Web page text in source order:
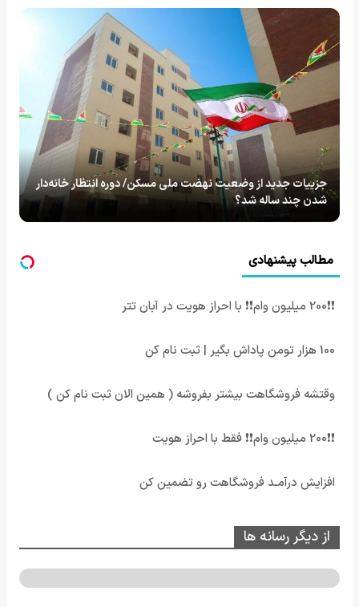
جزییات جدید از وضعیت نهضت ملی مسکن/ دوره انتظار خانه‌دار
شدن چند ساله شد؟
مطالب پیشنهادی
❗❗200 میلیون وام❗❗ با احراز هویت در آبان تتر
100 هزار تومن پاداش بگیر | ثبت نام کن
وقتشه فروشگاهت بیشتر بفروشه ( همین الان ثبت نام کن )
❗❗200 میلیون وام❗❗ فقط با احراز هویت
افزایش درآمـد فروشگاهت رو تضمین کن
از دیگر رسانه ها